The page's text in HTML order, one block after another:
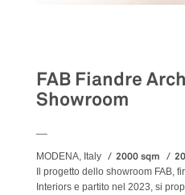
FAB Fiandre
Showroom
MODENA, Italy 2000 sqm
Il progetto dello showroom FAB,
Interiors e partito nel 2023, si